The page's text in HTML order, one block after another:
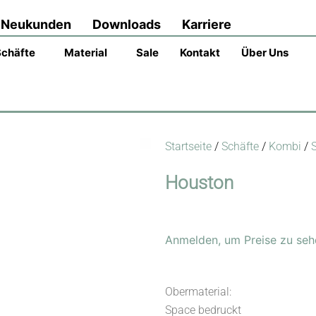
Neukunden Downloads Karriere
Material Sale Kontakt Über Uns
Startseite / Schäfte / Kombi /
Houston
Anmelden, um Preise zu
Obermaterial:
Space bedruckt